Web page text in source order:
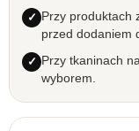
Przy produktach
przed dodaniem
Przy tkaninach
wyborem.